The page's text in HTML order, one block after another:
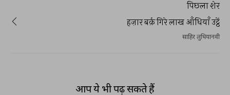
पिछ्ला शेर
हज़ार बर्क़ गिरे लाख आँधियाँ उट्ठें
साहिर लुधियानवी
आप ये भी पढ़ सकते हैं